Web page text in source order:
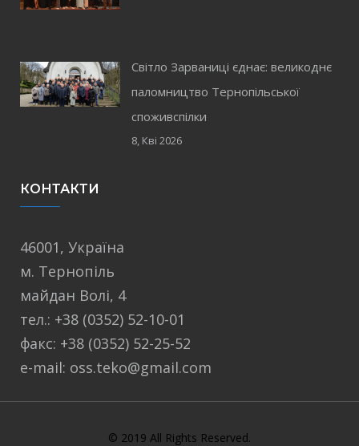
Світло Зарваниці єднає: великоднє
паломництво Тернопільської
споживспілки
8, Кві 2026
КОНТАКТИ
46001, Україна
м. Тернопіль
майдан Волі, 4
тел.: +38 (0352) 52-10-01
факс: +38 (0352) 52-25-52
e-mail: oss.teko@gmail.com
© 2019 All Rights Reserved.